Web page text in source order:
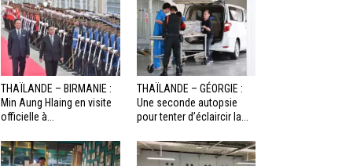
THAÏLANDE – BIRMANIE :
Min Aung Hlaing en visite
officielle à...
THAÏLANDE – GÉORGIE :
Une seconde autopsie
pour tenter d’éclaircir la...